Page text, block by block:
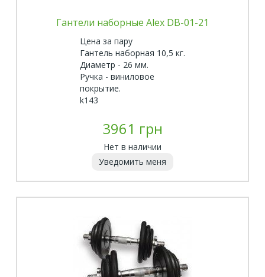
Гантели наборные Alex DB-01-21
Цена за пару
Гантель наборная 10,5 кг.
Диаметр - 26 мм.
Ручка - виниловое
покрытие.
k143
3961 грн
Нет в наличии
Уведомить меня